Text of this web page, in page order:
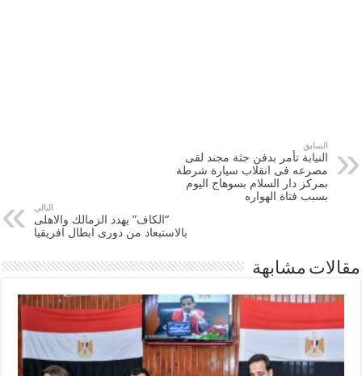
السابق
النيابة تأمر بدفن جثة مجند لقى
مصرعه فى انقلاب سيارة شرطة
بمركز دار السلام بسوهاج اليوم
بسبب فتاة الهواره
التالي
“الكاف” يهدد الزمالك والاهلى
بالاستبعاد من دورى ابطال افريقيا
مقالات مشابهة